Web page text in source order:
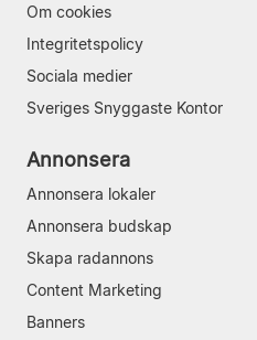
Om cookies
Integritetspolicy
Sociala medier
Sveriges Snyggaste Kontor
Annonsera
Annonsera lokaler
Annonsera budskap
Skapa radannons
Content Marketing
Banners